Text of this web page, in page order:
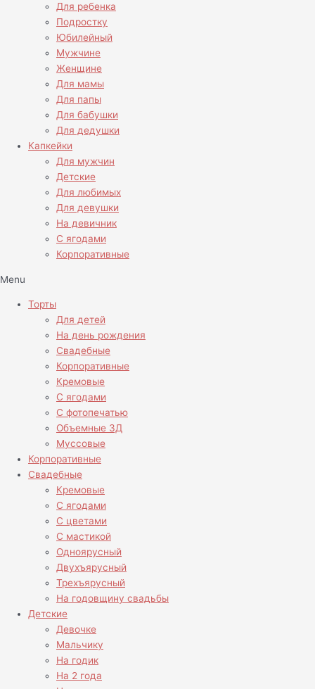
Для ребенка
Подростку
Юбилейный
Мужчине
Женщине
Для мамы
Для папы
Для бабушки
Для дедушки
Капкейки
Для мужчин
Детские
Для любимых
Для девушки
На девичник
С ягодами
Корпоративные
Menu
Торты
Для детей
На день рождения
Свадебные
Корпоративные
Кремовые
С ягодами
С фотопечатью
Объемные 3Д
Муссовые
Корпоративные
Свадебные
Кремовые
С ягодами
С цветами
С мастикой
Одноярусный
Двухъярусный
Трехъярусный
На годовщину свадьбы
Детские
Девочке
Мальчику
На годик
На 2 года